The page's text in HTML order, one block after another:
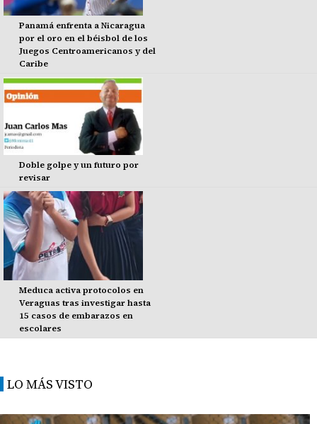
Panamá enfrenta a Nicaragua
por el oro en el béisbol de los
Juegos Centroamericanos y del
Caribe
Doble golpe y un futuro por
revisar
Meduca activa protocolos en
Veraguas tras investigar hasta
15 casos de embarazos en
escolares
LO MÁS VISTO